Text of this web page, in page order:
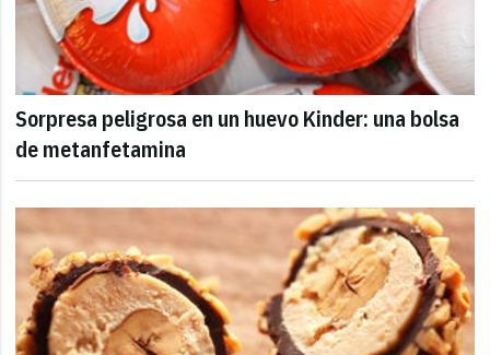
Sorpresa peligrosa en un huevo Kinder: una bolsa
de metanfetamina